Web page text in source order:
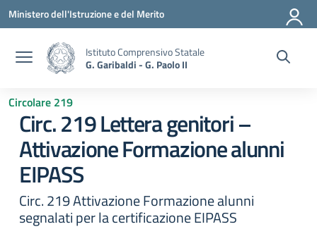
Vai ai contenuti
Vai al menu di navigazione
Vai al footer
Ministero dell'Istruzione e del Merito
Istituto Comprensivo Statale
G. Garibaldi - G. Paolo II
Circolare 219
Circ. 219 Lettera genitori –
Attivazione Formazione alunni
EIPASS
Circ. 219 Attivazione Formazione alunni
segnalati per la certificazione EIPASS